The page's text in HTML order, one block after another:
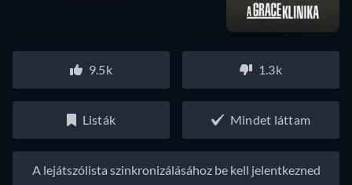
9.5k 1.3k
Listák Mindet láttam
A lejátszólista szinkronizálásához be kell jelentkezned